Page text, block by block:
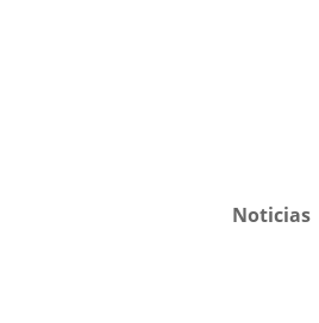
Noticias